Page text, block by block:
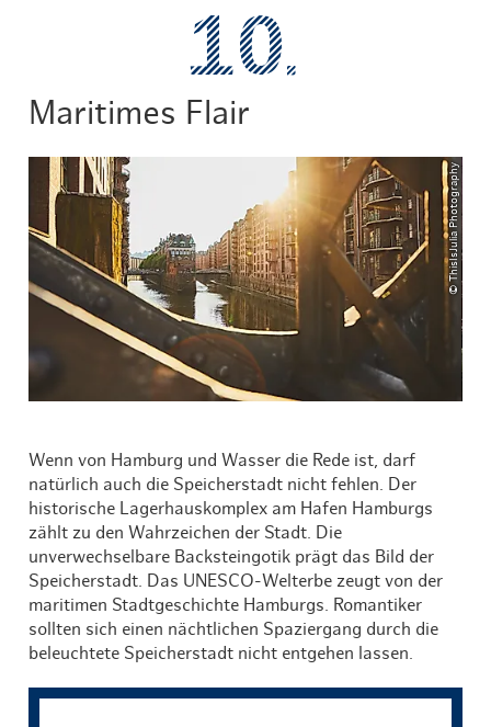
Maritimes Flair
© ThisIsJulia Photography
Wenn von Hamburg und Wasser die Rede ist, darf
natürlich auch die Speicherstadt nicht fehlen. Der
historische Lagerhauskomplex am Hafen Hamburgs
zählt zu den Wahrzeichen der Stadt. Die
unverwechselbare Backsteingotik prägt das Bild der
Speicherstadt. Das UNESCO-Welterbe zeugt von der
maritimen Stadtgeschichte Hamburgs. Romantiker
sollten sich einen nächtlichen Spaziergang durch die
beleuchtete Speicherstadt nicht entgehen lassen.